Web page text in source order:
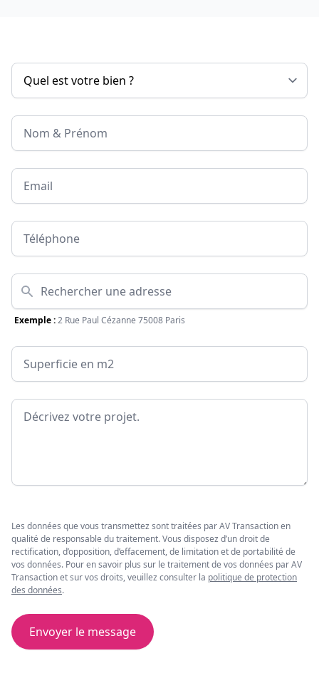
Nom & Prénom
Email
Téléphone
Adresse
Exemple :2 Rue Paul Cézanne 75008 Paris
Surface
Message
Les données que vous transmettez sont traitées par AV Transaction en
qualité de responsable du traitement. Vous disposez d’un droit de
rectification, d’opposition, d’effacement, de limitation et de portabilité de
vos données. Pour en savoir plus sur le traitement de vos données par AV
Transaction et sur vos droits, veuillez consulter la politique de protection
des données.
Envoyer le message